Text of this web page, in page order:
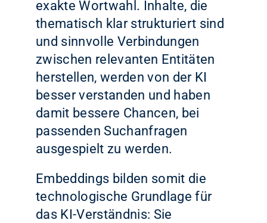
exakte Wortwahl. Inhalte, die
thematisch klar strukturiert sind
und sinnvolle Verbindungen
zwischen relevanten Entitäten
herstellen, werden von der KI
besser verstanden und haben
damit bessere Chancen, bei
passenden Suchanfragen
ausgespielt zu werden.
Embeddings bilden somit die
technologische Grundlage für
das KI-Verständnis: Sie